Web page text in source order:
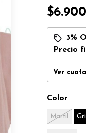
3%
Precio
Ver
Color
Marfil